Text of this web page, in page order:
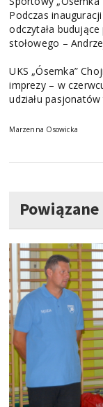
Podczas
odczytała
stołowego –
UKS „Ósemka”
imprezy – w
udziału
Marzenna Osowicka